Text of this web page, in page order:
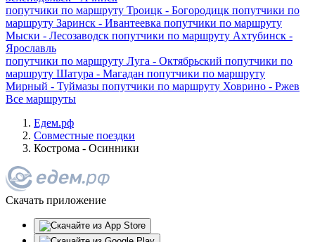
попутчики по маршруту Троицк - Богородицк попутчики по
маршруту Заринск - Ивантеевка попутчики по маршруту
Мыски - Лесозаводск попутчики по маршруту Ахтубинск -
Ярославль
попутчики по маршруту Луга - Октябрьский попутчики по
маршруту Шатура - Магадан попутчики по маршруту
Мирный - Туймазы попутчики по маршруту Ховрино - Ржев
Все маршруты
Едем.рф
Совместные поездки
Кострома - Осинники
Скачать приложение